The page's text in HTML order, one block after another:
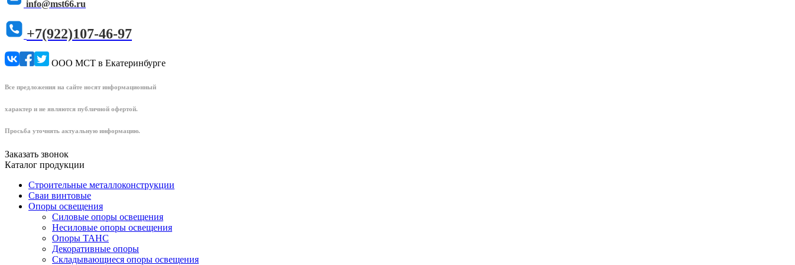
info@mst66.ru
+7(922)107-46-97
ООО МСТ в Екатеринбурге
Все предложения на сайте носят информационный
характер и не являются публичной офертой.
Просьба уточнять актуальную информацию.
Заказать звонок
Каталог продукции
Строительные металлоконструкции
Сваи винтовые
Опоры освещения
Силовые опоры освещения
Несиловые опоры освещения
Опоры ТАНС
Декоративные опоры
Складывающиеся опоры освещения